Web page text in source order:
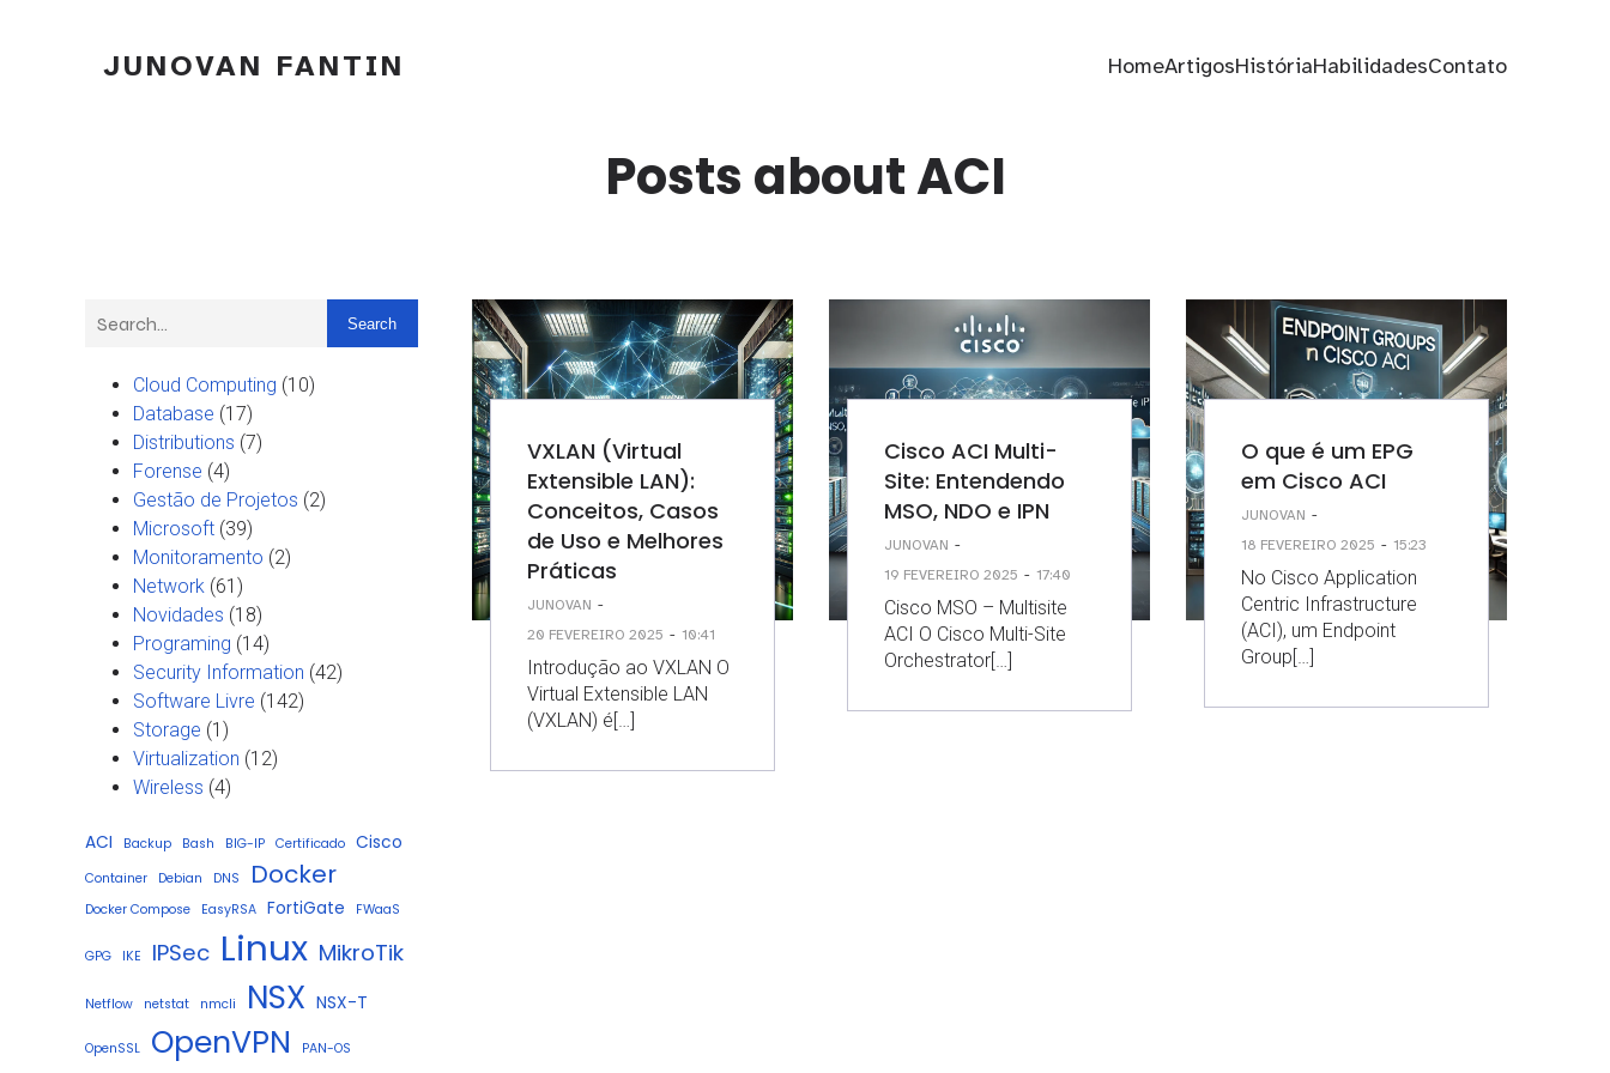
JUNOVAN FANTIN HomeArtigosHistóriaHabilidadesContato
Posts about ACI
Search
Cloud Computing (10)
Database (17)
Distributions (7)
Forense (4)
Gestão de Projetos (2)
Microsoft (39)
Monitoramento (2)
Network (61)
Novidades (18)
Programing (14)
Security Information (42)
Software Livre (142)
Storage (1)
Virtualization (12)
Wireless (4)
ACI Backup Bash BIG-IP Certificado Cisco
Container Debian DNS Docker
Docker Compose EasyRSA FortiGate FWaaS
GPG IKE IPSec Linux MikroTik
Netflow netstat nmcli NSX NSX-T
OpenSSL OpenVPN PAN-OS
VXLAN (Virtual
Extensible LAN):
Conceitos, Casos
de Uso e Melhores
Práticas
JUNOVAN -
20 FEVEREIRO 2025 - 10:41
Introdução ao VXLAN O
Virtual Extensible LAN
(VXLAN) é[…]
Cisco ACI Multi-
Site: Entendendo
MSO, NDO e IPN
JUNOVAN -
19 FEVEREIRO 2025 - 17:40
Cisco MSO – Multisite
ACI O Cisco Multi-Site
Orchestrator[…]
O que é um EPG
em Cisco ACI
JUNOVAN -
18 FEVEREIRO 2025 - 15:23
No Cisco Application
Centric Infrastructure
(ACI), um Endpoint
Group[…]